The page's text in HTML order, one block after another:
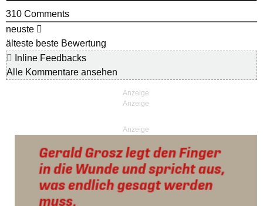
310 Comments
neuste
älteste beste Bewertung
Inline Feedbacks
Alle Kommentare ansehen
Anzeige